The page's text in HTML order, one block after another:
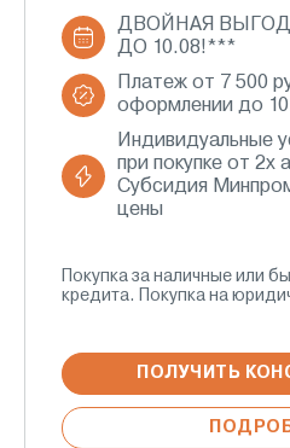
ДВОЙНАЯ
ДО 10.08!***
Платеж от 7 500
оформлении до
Индивидуальные
при покупке от 2х
Субсидия
цены
Покупка за наличные или
кредита. Покупка на
ПОЛУЧИТЬ